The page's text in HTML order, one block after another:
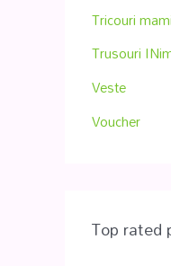
Tricouri
Trusouri
Veste
Voucher
Top rated